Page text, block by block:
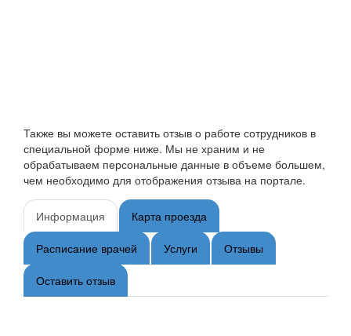
Также вы можете оставить отзыв о работе сотрудников в
специальной форме ниже. Мы не храним и не
обрабатываем персональные данные в объеме большем,
чем необходимо для отображения отзыва на портале.
Информация Карта проезда
Расписание врачей Услуги Отзывы
Оставить отзыв